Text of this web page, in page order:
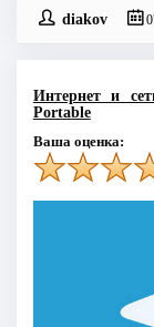
diakov
Интернет и
Portable
Ваша оценка: